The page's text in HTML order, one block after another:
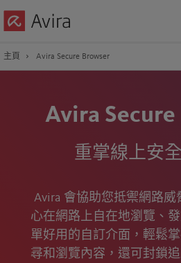
to
Content
主頁 Avira Secure Browser
Avira
重掌線上安
Avira 會協助您抵禦網路
心在網路上自在地瀏覽、
單好用的自訂介面，輕鬆
尋和瀏覽內容，還可封鎖